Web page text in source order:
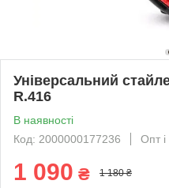
Універсальний
R.416
В наявності
Код: 2000000177236
Опт і
1 090 ₴ 1 180 ₴